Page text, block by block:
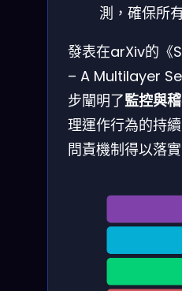
測，確保所
發表在arXiv的
– A Multilayer
步闡明了監控與
理運作行為的持
問責機制得以落實